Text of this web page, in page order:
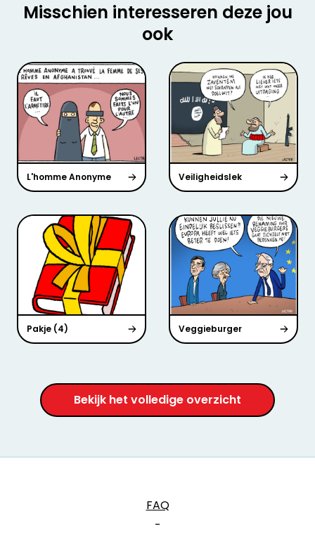
Misschien interesseren deze jou
ook
L'homme Anonyme Veiligheidslek
Pakje (4) Veggieburger
Bekijk het volledige overzicht
FAQ
-